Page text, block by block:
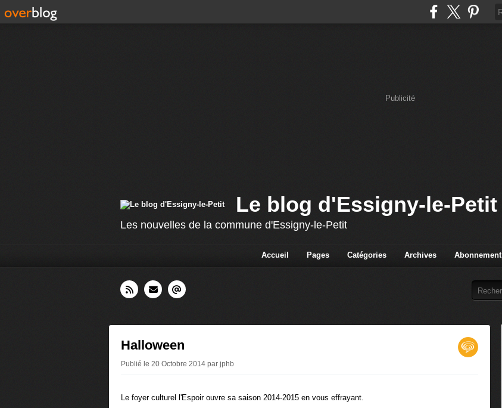
Publicité
Le blog d'Essigny-le-Petit
Les nouvelles de la commune d'Essigny-le-Petit
Accueil Pages Catégories Archives Abonnement
Halloween
Publié le 20 Octobre 2014 par jphb
Le foyer culturel l'Espoir ouvre sa saison 2014-2015 en vous effrayant.